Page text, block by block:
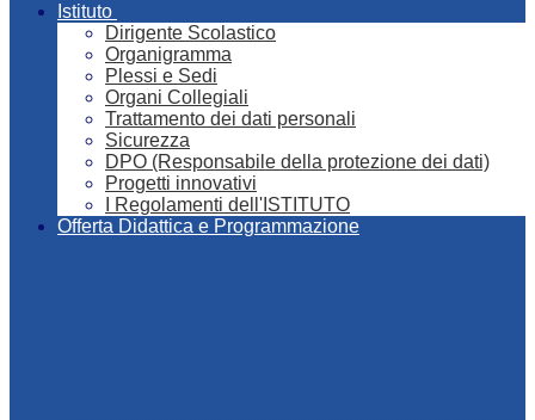
Istituto
Dirigente Scolastico
Organigramma
Plessi e Sedi
Organi Collegiali
Trattamento dei dati personali
Sicurezza
DPO (Responsabile della protezione dei dati)
Progetti innovativi
I Regolamenti dell'ISTITUTO
Offerta Didattica e Programmazione